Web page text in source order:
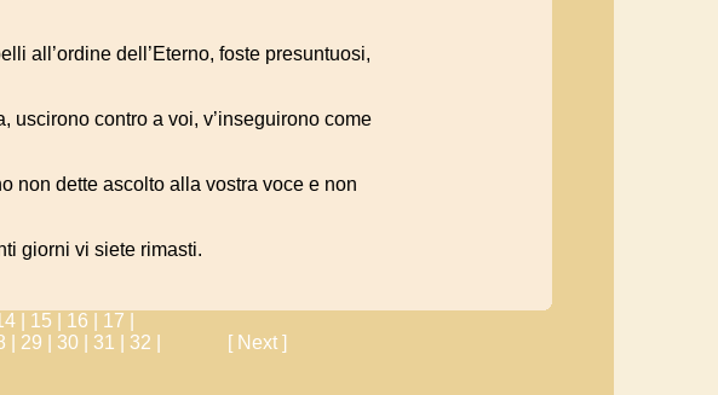
all’ordine dell’Eterno, foste presuntuosi,
uscirono contro a voi, v’inseguirono come
non dette ascolto alla vostra voce e non
giorni vi siete rimasti.
| 15 | 16 | 17 |
| 29 | 30 | 31 | 32 |
[ Next ]